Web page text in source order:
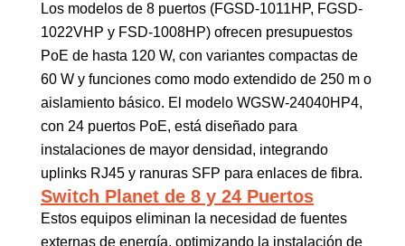
Los modelos de 8 puertos (FGSD-1011HP, FGSD-
1022VHP y FSD-1008HP) ofrecen presupuestos
PoE de hasta 120 W, con variantes compactas de
60 W y funciones como modo extendido de 250 m o
aislamiento básico. El modelo WGSW-24040HP4,
con 24 puertos PoE, está diseñado para
instalaciones de mayor densidad, integrando
uplinks RJ45 y ranuras SFP para enlaces de fibra.
Switch Planet de 8 y 24 Puertos
Estos equipos eliminan la necesidad de fuentes
externas de energía, optimizando la instalación de